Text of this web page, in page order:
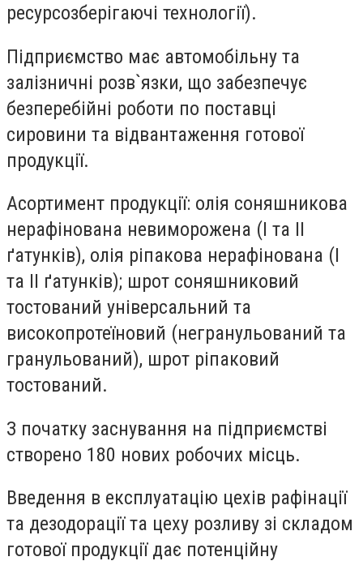
ресурсозберігаючі технології).
Підприємство має автомобільну та
залізничні розв`язки, що забезпечує
безперебійні роботи по поставці
сировини та відвантаження готової
продукції.
Асортимент продукції: олія соняшникова
нерафінована невиморожена (І та ІІ
ґатунків), олія ріпакова нерафінована (І
та ІІ ґатунків); шрот соняшниковий
тостований універсальний та
високопротеїновий (негранульований та
гранульований), шрот ріпаковий
тостований.
З початку заснування на підприємстві
створено 180 нових робочих місць.
Введення в експлуатацію цехів рафінації
та дезодорації та цеху розливу зі складом
готової продукції дає потенційну